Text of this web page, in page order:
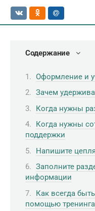
Содержание
Оформление и
Зачем
Когда нужны
Когда нужны
поддержки
Напишите
Заполните
информации
Как всегда
помощью тренинга